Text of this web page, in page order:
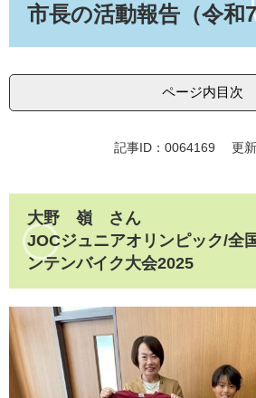
市長の活動報告（令和
ページ内目次
記事ID：0064169 更
大野 嶺 さん
JOCジュニアオリンピック/全
ンテンバイク大会2025